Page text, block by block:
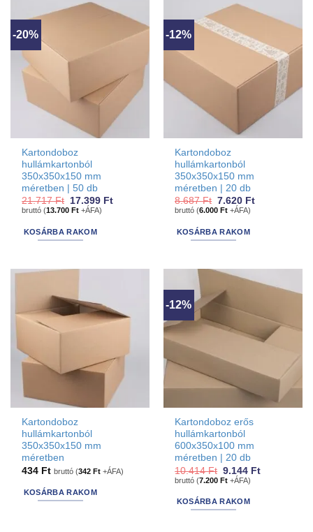
-20%
Kartondoboz
hullámkartonból
350x350x150 mm
méretben | 50 db
21.717Ft Original
price
21.717 Ft.
17.399 FtCurrent
bruttó (13.700Ft +ÁFA)
KOSÁRBA RAKOM
-12%
Kartondoboz
hullámkartonból
350x350x150 mm
méretben | 20 db
8.687Ft Original
price
8.687 Ft.
7.620 FtCurrent
bruttó (6.000Ft +ÁFA)
KOSÁRBA RAKOM
Kartondoboz
hullámkartonból
350x350x150 mm
méretben
434 Ft bruttó (342Ft +ÁFA)
KOSÁRBA RAKOM
-12%
Kartondoboz erős
hullámkartonból
600x350x100 mm
méretben | 20 db
10.414Ft Original
price
10.414 Ft.
9.144 FtCurrent
bruttó (7.200Ft +ÁFA)
KOSÁRBA RAKOM